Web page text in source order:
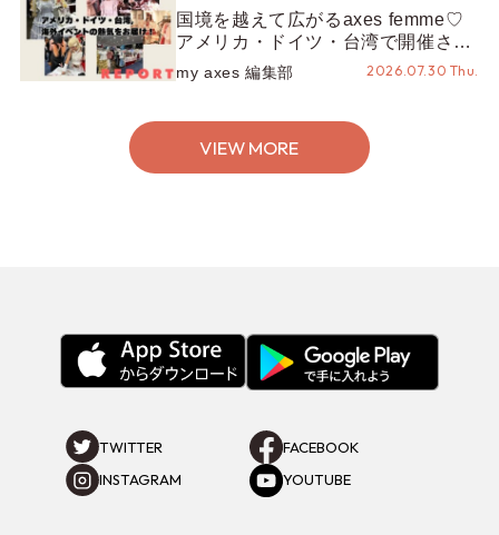
国境を越えて広がるaxes femme♡
アメリカ・ドイツ・台湾で開催され
たイベントをお届け！美沙子さんか
らのコメントも♬【海外イベントレ
my axes 編集部 2026.07.30 Thu.
VIEW MORE
TWITTER
FACEBOOK
INSTAGRAM
YOUTUBE